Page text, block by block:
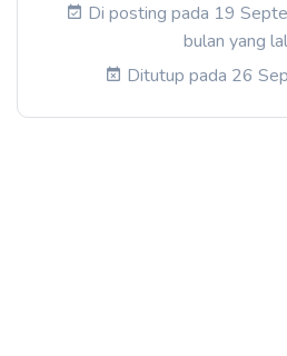
Di posting pada 19
bulan yang
Ditutup pada 26